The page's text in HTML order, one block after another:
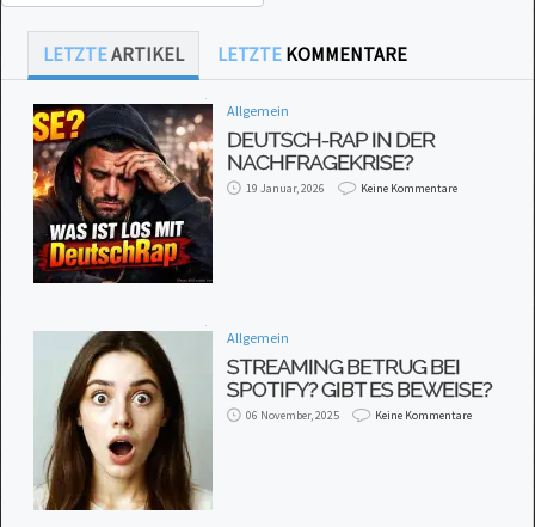
LETZTEARTIKEL LETZTE KOMMENTARE
Allgemein
DEUTSCH-RAP IN DER
NACHFRAGEKRISE?
19 Januar, 2026 Keine Kommentare
Allgemein
STREAMING BETRUG BEI
SPOTIFY? GIBT ES BEWEISE?
06 November, 2025 Keine Kommentare